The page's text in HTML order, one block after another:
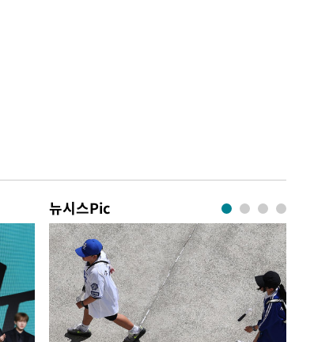
뉴시스Pic